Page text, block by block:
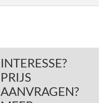
INTERESSE?
PRIJS
AANVRAGEN?